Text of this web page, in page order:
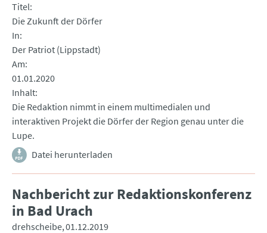
Titel
Die Zukunft der Dörfer
In
Der Patriot (Lippstadt)
Am
01.01.2020
Inhalt
Die Redaktion nimmt in einem multimedialen und
interaktiven Projekt die Dörfer der Region genau unter die
Lupe.
Datei herunterladen
Nachbericht zur Redaktionskonferenz
in Bad Urach
drehscheibe 01.12.2019